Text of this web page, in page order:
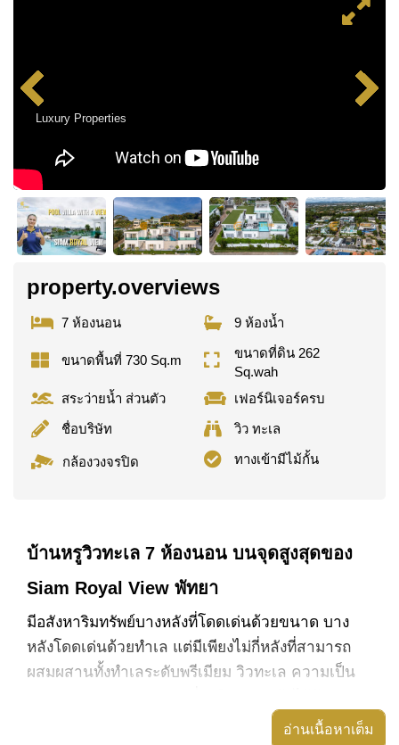
Luxury Properties
property.overviews
7 ห้องนอน 9 ห้องน้ำ
ขนาดพื้นที่ 730 Sq.m
ขนาดที่ดิน 262
Sq.wah
สระว่ายน้ำ ส่วนตัว
เฟอร์นิเจอร์ครบ
ชื่อบริษัท
วิว ทะเล
กล้องวงจรปิด ทางเข้ามีไม้กั้น
บ้านหรูวิวทะเล 7 ห้องนอน บนจุดสูงสุดของ
Siam Royal View พัทยา
มีอสังหาริมทรัพย์บางหลังที่โดดเด่นด้วยขนาด บาง
หลังโดดเด่นด้วยทำเล แต่มีเพียงไม่กี่หลังที่สามารถ
ผสมผสานทั้งทำเลระดับพรีเมียม วิวทะเล ความเป็น
อ่านเนื้อหาเต็ม